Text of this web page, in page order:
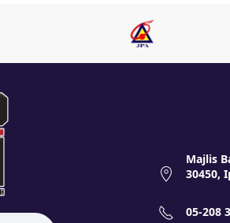
Majlis
30450,
05-208